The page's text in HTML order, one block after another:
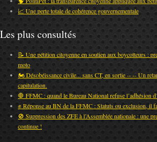
📈 Une perte totale de cohérence gouvernementale
Les plus consultés
📝 Une pétition citoyenne en soutien aux boycotteurs :
moto
🏍️ Désobéissance civile... sans CT, en sortie -- -- Un
capitulation.
🛑 FFMC : quand le Bureau National refuse l’adhésion
✊ Réponse au BN de la FFMC : Statuts ou exclusion, il
🚫 Suppression des ZFE à l’Assemblée nationale : une
continue !